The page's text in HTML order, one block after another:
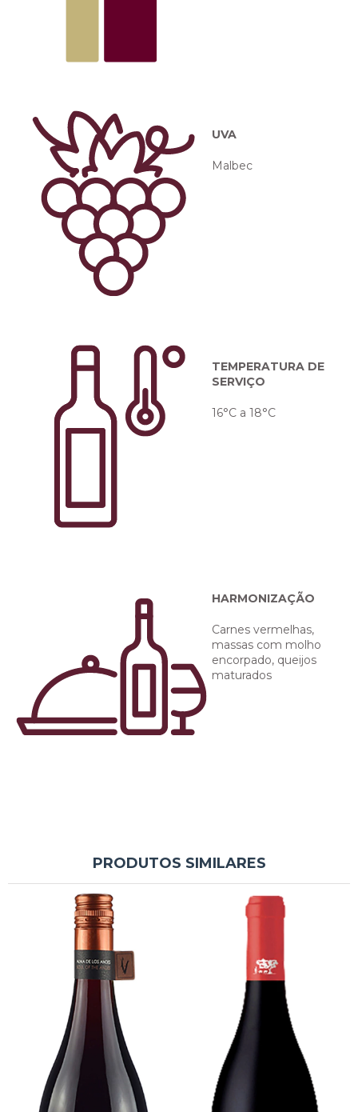
UVA
Malbec
TEMPERATURA DE
SERVIÇO
16°C a 18°C
HARMONIZAÇÃO
Carnes vermelhas,
massas com molho
encorpado, queijos
maturados
PRODUTOS SIMILARES